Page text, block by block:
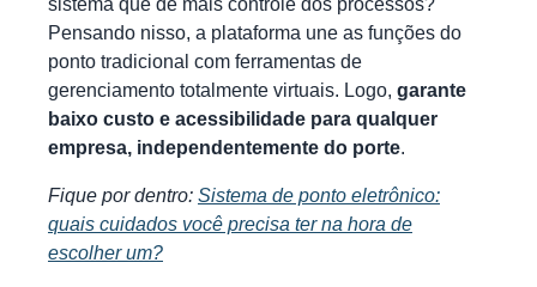
sistema que dê mais controle dos processos?
Pensando nisso, a plataforma une as funções do
ponto tradicional com ferramentas de
gerenciamento totalmente virtuais. Logo, garante
baixo custo e acessibilidade para qualquer
empresa, independentemente do porte.
Fique por dentro: Sistema de ponto eletrônico:
quais cuidados você precisa ter na hora de
escolher um?